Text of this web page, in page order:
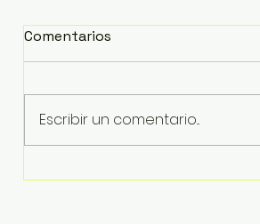
Comentarios
Escribir un comentario...